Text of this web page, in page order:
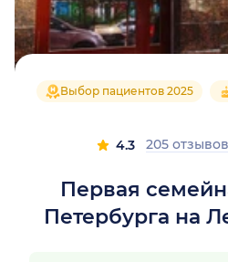
Первая
Петербурга на
Выбор пациентов 2025
4.3 205 отзывов